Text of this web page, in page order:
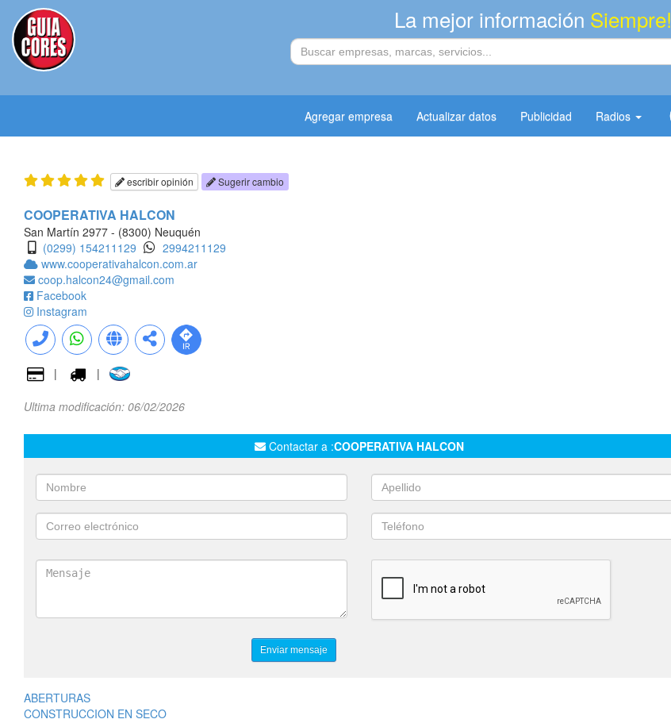
La mejor información Siempre!
Agregar empresa Actualizar datos Publicidad Radios
escribir opinión Sugerir cambio
COOPERATIVA HALCON
San Martín 2977 - (8300) Neuquén
(0299) 154211129
2994211129
www.cooperativahalcon.com.ar
coop.halcon24@gmail.com
Facebook
Instagram
| |
Ultima modificación: 06/02/2026
Contactar a :COOPERATIVA HALCON
ABERTURAS
CONSTRUCCION EN SECO